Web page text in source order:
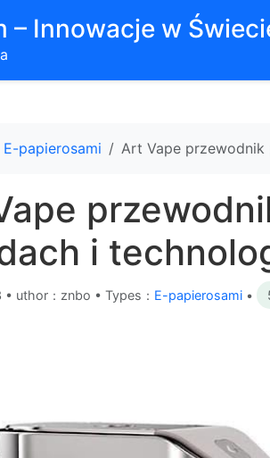
– Innowacje w
E-papierosami Art Vape
i
• uthor：znbo • Types： E-papierosami •